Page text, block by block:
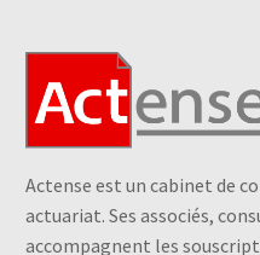
Actense est un cabinet de
actuariat. Ses associés,
accompagnent les